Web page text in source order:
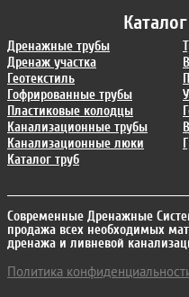
Дренажные трубы
Дренаж участка
Геотекстиль
Гофрированные трубы
Пластиковые колодцы
Канализационные трубы
Канализационные люки
Каталог труб
Современные Дренажные
продажа всех необходимых
дренажа и ливневой
Политика